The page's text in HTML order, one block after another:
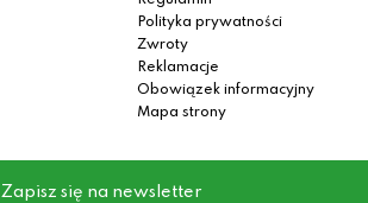
Polityka prywatności
Zwroty
Reklamacje
Obowiązek informacyjny
Mapa strony
Zapisz się na newsletter